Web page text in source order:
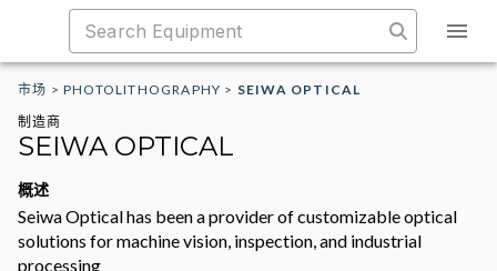
市场 >PHOTOLITHOGRAPHY > SEIWA OPTICAL
制造商
SEIWA OPTICAL
概述
Seiwa Optical has been a provider of customizable optical
solutions for machine vision, inspection, and industrial
processing